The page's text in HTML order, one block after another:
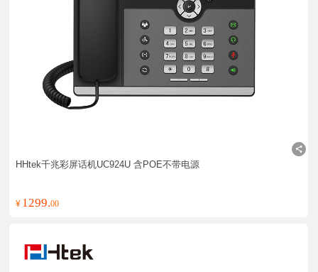
HHtek千兆彩屏话机UC924U 含POE不带电源
¥ 1299.00